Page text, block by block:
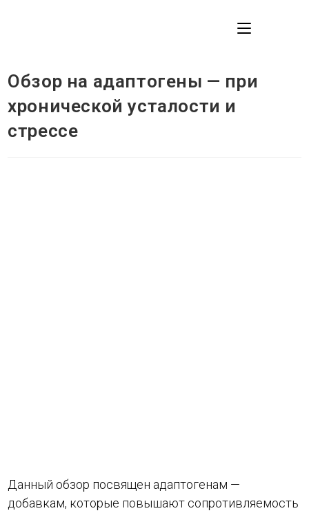
Обзор на адаптогены — при
хронической усталости и
стрессе
Данный обзор посвящен адаптогенам —
добавкам, которые повышают сопротивляемость